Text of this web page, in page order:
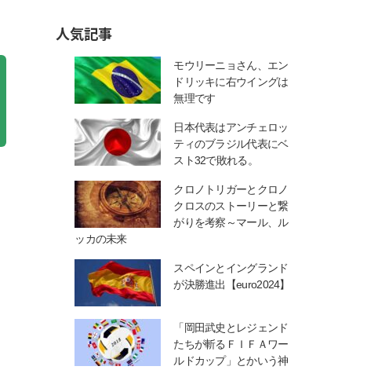
人気記事
モウリーニョさん、エン
ドリッキに右ウイングは
無理です
日本代表はアンチェロッ
ティのブラジル代表にベ
スト32で敗れる。
クロノトリガーとクロノ
クロスのストーリーと繋
がりを考察～マール、ル
ッカの未来
スペインとイングランド
が決勝進出【euro2024】
「岡田武史とレジェンド
たちが斬るＦＩＦＡワー
ルドカップ」とかいう神